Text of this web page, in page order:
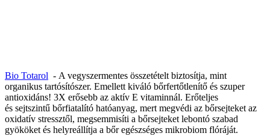
Bio Totarol - A vegyszermentes összetételt biztosítja, mint
organikus tartósítószer. Emellett kiváló bőrfertőtlenítő és szuper
antioxidáns! 3X erősebb az aktív E vitaminnál. Erőteljes
és sejtszintű bőrfiatalító hatóanyag, mert megvédi az bőrsejteket az
oxidatív stressztől, megsemmisíti a bőrsejteket lebontó szabad
gyököket és helyreállítja a bőr egészséges mikrobiom flóráját.